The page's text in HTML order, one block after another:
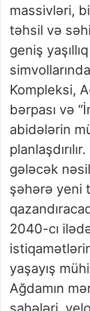
massivləri,
təhsil və
geniş
Kompleksi,
bərpası və
abidələrin
gələcək
şəhərə yeni
2040-cı
yaşayış
Ağdamın
sahələri,